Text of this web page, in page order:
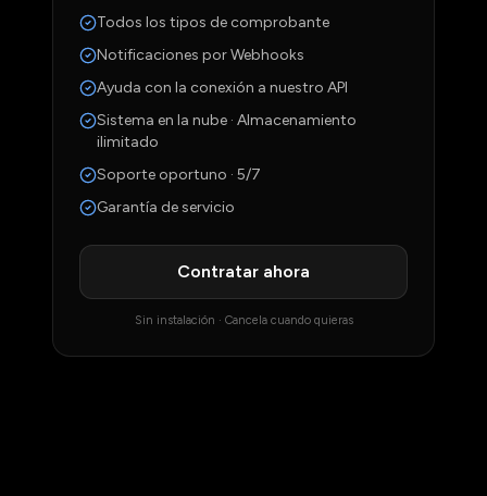
Todos los tipos de comprobante
Notificaciones por Webhooks
Ayuda con la conexión a nuestro API
Sistema en la nube · Almacenamiento
ilimitado
Soporte oportuno · 5/7
Garantía de servicio
Contratar ahora
Sin instalación · Cancela cuando quieras